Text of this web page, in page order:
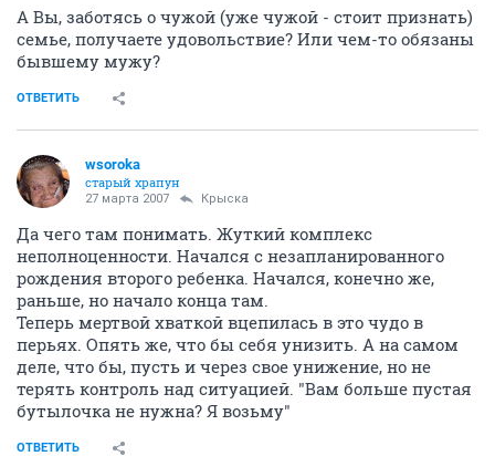
А Вы, заботясь о чужой (уже чужой - стоит признать)
семье, получаете удовольствие? Или чем-то обязаны
бывшему мужу?
ОТВЕТИТЬ
wsoroka
старый храпун
27 марта 2007 Крыска
Да чего там понимать. Жуткий комплекс
неполноценности. Начался с незапланированного
рождения второго ребенка. Начался, конечно же,
раньше, но начало конца там.
Теперь мертвой хваткой вцепилась в это чудо в
перьях. Опять же, что бы себя унизить. А на самом
деле, что бы, пусть и через свое унижение, но не
терять контроль над ситуацией. "Вам больше пустая
бутылочка не нужна? Я возьму"
ОТВЕТИТЬ